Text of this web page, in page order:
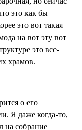
это как бы
это вот такая
на вот эту вот
это все-
храмов.
о его
Я даже когда-то,
на собрание